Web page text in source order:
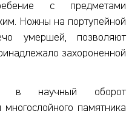
с предметами
Ножны на портупейной
умершей, позволяют
захороненной
в научный оборот
памятника